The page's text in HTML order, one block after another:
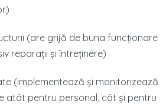
(are grijă de buna funcționare
reparații și întreținere)
(implementează și monitorizează
atât pentru personal, cât și pentru